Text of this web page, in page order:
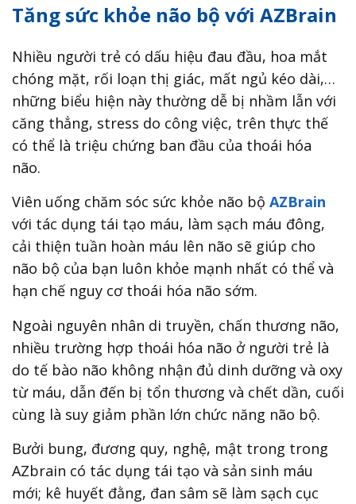
Tăng sức khỏe não bộ với AZBrain
Nhiều người trẻ có dấu hiệu đau đầu, hoa mắt
chóng mặt, rối loạn thị giác, mất ngủ kéo dài,…
những biểu hiện này thường dễ bị nhầm lẫn với
căng thẳng, stress do công việc, trên thực thế
có thể là triệu chứng ban đầu của thoái hóa
não.
Viên uống chăm sóc sức khỏe não bộ AZBrain
với tác dụng tái tạo máu, làm sạch máu đông,
cải thiện tuần hoàn máu lên não sẽ giúp cho
não bộ của bạn luôn khỏe mạnh nhất có thể và
hạn chế nguy cơ thoái hóa não sớm.
Ngoài nguyên nhân di truyền, chấn thương não,
nhiều trường hợp thoái hóa não ở người trẻ là
do tế bào não không nhận đủ dinh dưỡng và oxy
từ máu, dẫn đến bị tổn thương và chết dần, cuối
cùng là suy giảm phần lớn chức năng não bộ.
Bưởi bung, đương quy, nghệ, mật trong trong
AZbrain có tác dụng tái tạo và sản sinh máu
mới; kê huyết đằng, đan sâm sẽ làm sạch cục